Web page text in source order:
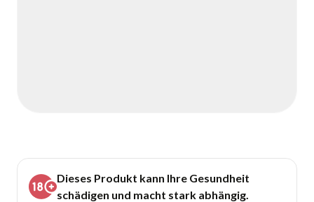
Dieses Produkt kann Ihre Gesundheit
schädigen und macht stark abhängig.